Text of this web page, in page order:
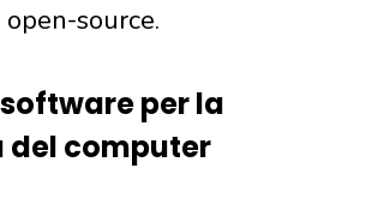
source.
per la
del computer